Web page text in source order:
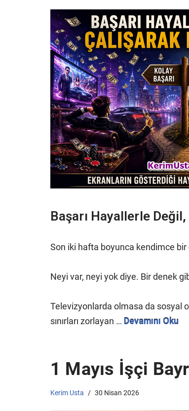
Başarı Hayallerle
Son iki hafta boyunca kendimce bir
Neyi var, neyi yok diye. Bir denek
Televizyonlarda olmasa da sosyal
sınırları zorlayan … Devamını Oku
1 Mayıs İşçi
Kerim Usta 30 Nisan 2026